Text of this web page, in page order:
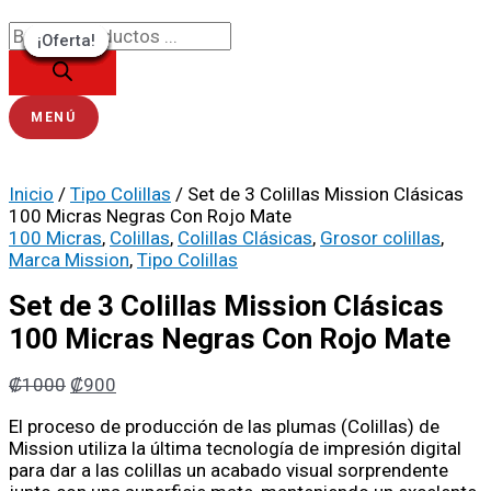
al
contenido
de
productos
MENÚ
¡Oferta!
Inicio / Tipo Colillas / Set de 3 Colillas Mission Clásicas
100 Micras Negras Con Rojo Mate
100 Micras, Colillas, Colillas Clásicas, Grosor colillas,
Marca Mission, Tipo Colillas
Set de 3 Colillas Mission Clásicas
100 Micras Negras Con Rojo Mate
₡1000
precio
original
era:
₡1000.
₡900
precio
actual
₡900.
El proceso de producción de las plumas (Colillas) de
Mission utiliza la última tecnología de impresión digital
para dar a las colillas un acabado visual sorprendente
de
3
Colillas
Mission
Clásicas
100
Negras
Con
Rojo
Mate
cantidad
¡Oferta!
¡Oferta!
precio
original
₡900.
precio
actual
¡Oferta!
¡Oferta!
precio
original
₡1500.
actual
¡Oferta!
¡Oferta!
precio
original
₡1700.
actual
¡Oferta!
¡Oferta!
precio
original
₡900.
precio
actual